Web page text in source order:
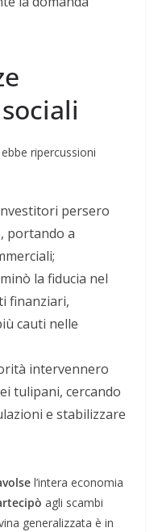
ripercussioni
persero
portando a
la fiducia nel
finanziari,
cauti nelle
intervennero
tulipani, cercando
e stabilizzare
l’intera economia
agli scambi
generalizzata è in